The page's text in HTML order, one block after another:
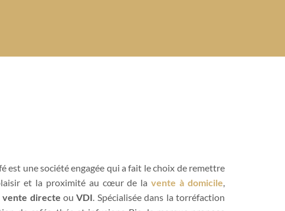
est une société engagée qui a fait le choix de remettre
et la proximité au cœur de lavente à domicile,
vente directe ouVDI. Spécialisée dans la torréfaction